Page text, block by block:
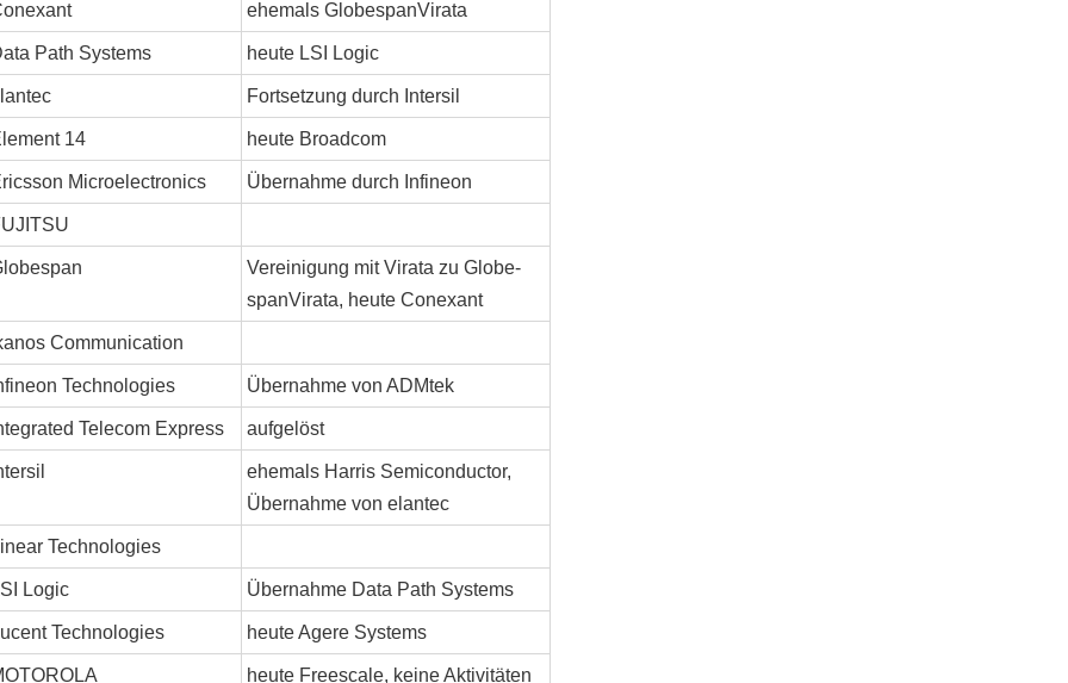
ehemals GlobespanVirata
Path Systems heute LSI Logic
Fortsetzung durch Intersil
14 heute Broadcom
Microelectronics Übernahme durch Infineon
Vereinigung mit Virata zu Globe-
spanVirata, heute Conexant
Communication
Technologies Übernahme von ADMtek
Telecom Express aufgelöst
ehemals Harris Semiconductor,
Übernahme von elantec
Technologies
Logic Übernahme Data Path Systems
Technologies heute Agere Systems
heute Freescale, keine Aktivitäten